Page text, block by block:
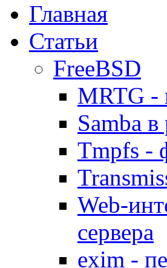
Главная
Статьи
FreeBSD
MRTG -
Samba
Tmpfs -
Web-
сервера
exim -